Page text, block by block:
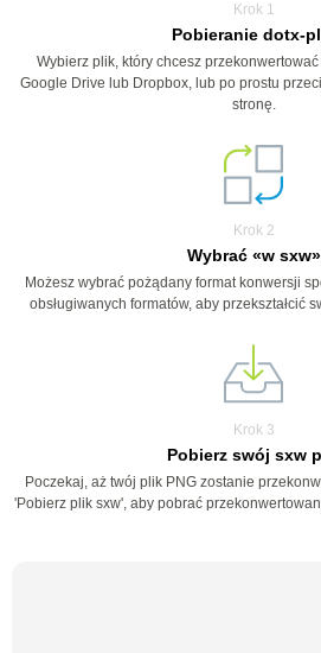
Krok 1
Pobieranie dotx-
Wybierz plik, który chcesz
Google Drive lub Dropbox, lub po prostu
stronę.
Krok 2
Wybrać «w sxw»
Możesz wybrać pożądany format konwersji
obsługiwanych formatów, aby przekształcić
Krok 3
Pobierz swój sxw
Poczekaj, aż twój plik PNG zostanie
'Pobierz plik sxw', aby pobrać